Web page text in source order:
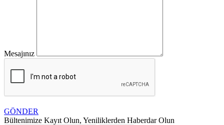
Mesajınız
GÖNDER
Bültenimize Kayıt Olun, Yeniliklerden Haberdar Olun